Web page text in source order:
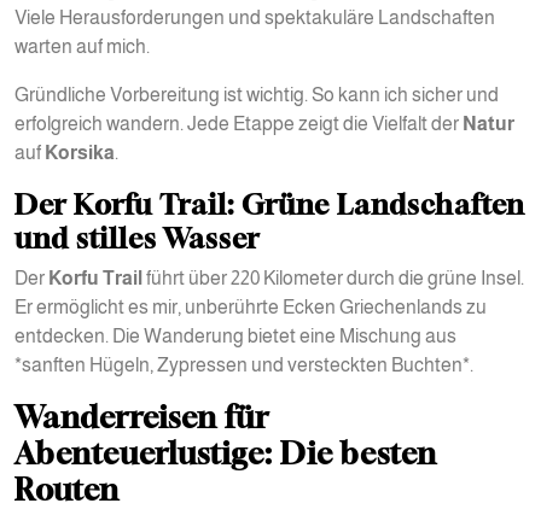
Viele Herausforderungen und spektakuläre Landschaften
warten auf mich.
Gründliche Vorbereitung ist wichtig. So kann ich sicher und
erfolgreich wandern. Jede Etappe zeigt die Vielfalt der Natur
auf Korsika.
Der Korfu Trail: Grüne Landschaften
und stilles Wasser
Der Korfu Trail führt über 220 Kilometer durch die grüne Insel.
Er ermöglicht es mir, unberührte Ecken Griechenlands zu
entdecken. Die Wanderung bietet eine Mischung aus
*sanften Hügeln, Zypressen und versteckten Buchten*.
Wanderreisen für
Abenteuerlustige: Die besten
Routen